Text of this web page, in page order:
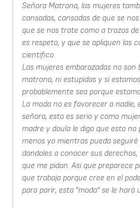
Señora Matrona, las mujeres
cansadas, cansadas de que se
que se nos trate como a trozos
es respeto, y que se apliquen las
cientifico.
Las mujeres embarazadas no son
matrona, ni estupidas y si
probablemente sea porque
La moda no es favorecer a nadie,
señora, esto es serio y como
madre y doula le digo que esto no
menos yo mientras pueda
dandoles a conocer sus
que me pidan. Asi que preparece
que trabaja porque cree en el
para parir, esta "moda" se le hará